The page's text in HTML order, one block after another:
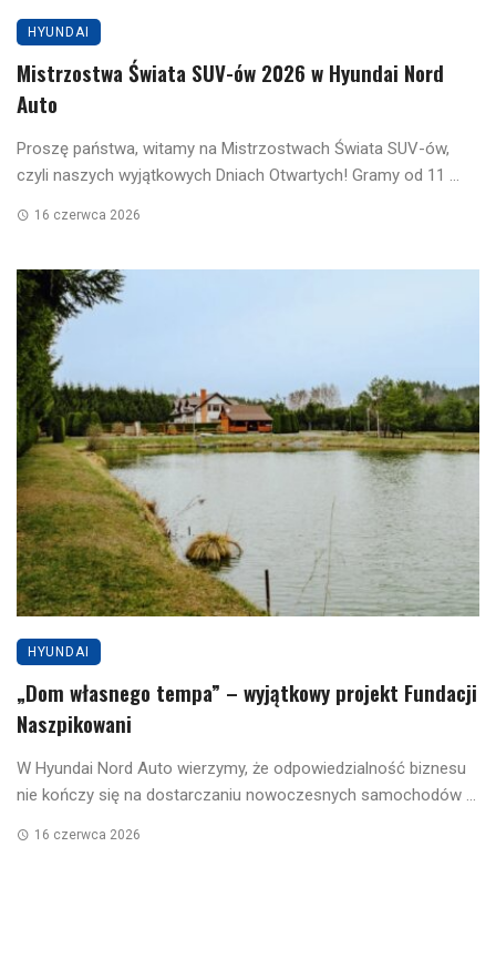
HYUNDAI
Mistrzostwa Świata SUV-ów 2026 w Hyundai Nord
Auto
Proszę państwa, witamy na Mistrzostwach Świata SUV-ów,
czyli naszych wyjątkowych Dniach Otwartych! Gramy od 11 ...
16 czerwca 2026
HYUNDAI
„Dom własnego tempa” – wyjątkowy projekt Fundacji
Naszpikowani
W Hyundai Nord Auto wierzymy, że odpowiedzialność biznesu
nie kończy się na dostarczaniu nowoczesnych samochodów ...
16 czerwca 2026